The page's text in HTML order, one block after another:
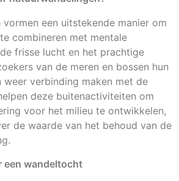
een uitstekende manier om
combineren met mentale
frisse lucht en het prachtige
van de meren en bossen hun
weer verbinding maken met de
deze buitenactiviteiten om
voor het milieu te ontwikkelen,
de waarde van het behoud van de
een wandeltocht